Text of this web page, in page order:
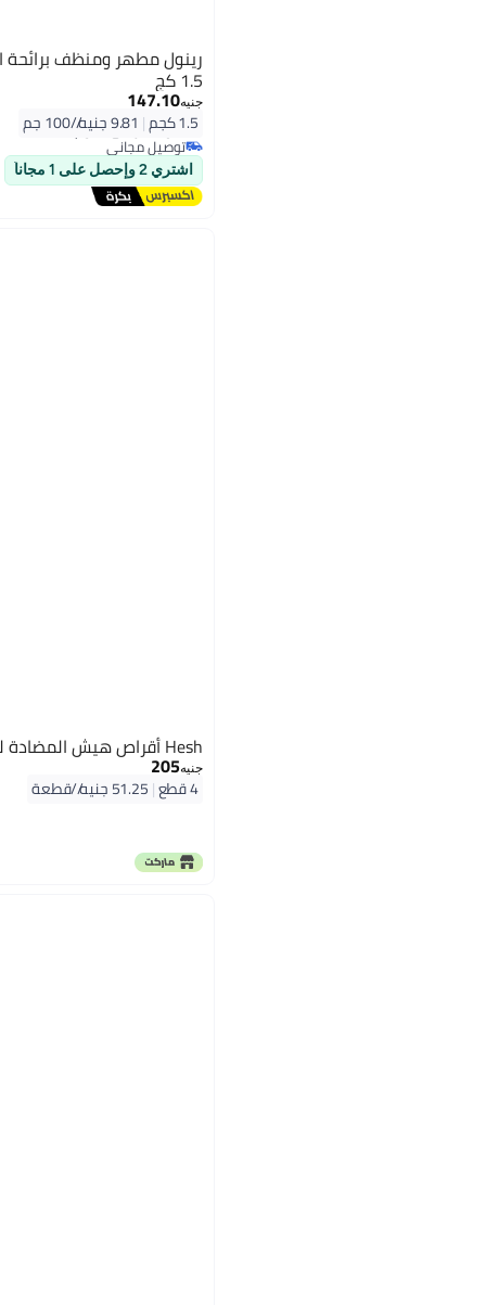
رينول مطهر ومنظف برائحة
1.5 كج
جنيه147.10
1.5 كجم | #3 في مطهرات البقالة
أقل سعر في 7 يوم
توصيل مجاني
#3 في مطهرات البقالة
اشتري 2 وإحصل على 1 مجاناً
Hesh أقراص هيش المضادة للنمل - 4 قطع
جنيه205
4 قطع |